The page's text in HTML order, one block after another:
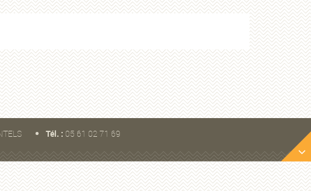
Tél. : 05 61 02 71 69
Les autres parcs de la Région
Occitanie, Pyrénées Méditerranée